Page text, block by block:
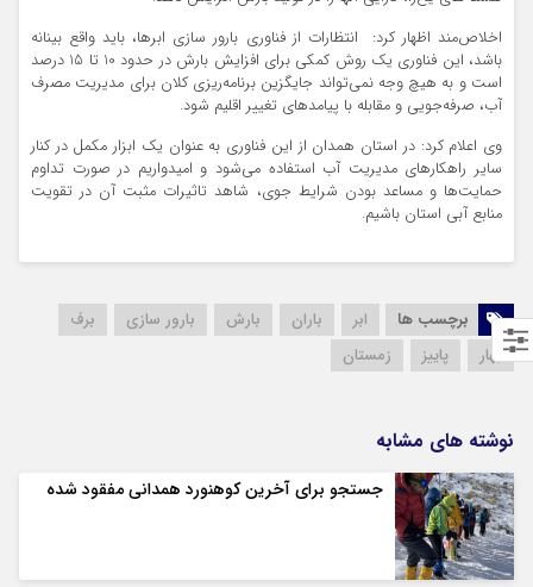
اخلاص‌مند اظهار کرد: انتظارات از فناوری بارور سازی ابرها، باید واقع‌ بینانه
باشد، این فناوری یک روش کمکی برای افزایش بارش در حدود 10 تا 15 درصد
است و به هیچ وجه نمی‌تواند جایگزین برنامه‌ریزی کلان برای مدیریت مصرف
آب، صرفه‌جویی و مقابله با پیامدهای تغییر اقلیم شود.
وی اعلام کرد: در استان همدان از این فناوری به عنوان یک ابزار مکمل در کنار
سایر راهکارهای مدیریت آب استفاده می‌شود و امیدواریم در صورت تداوم
حمایت‌ها و مساعد بودن شرایط جوی، شاهد تاثیرات مثبت آن در تقویت
منابع آبی استان باشیم.
برچسب ها ابر باران بارش بارور سازی
برف
بهار
پاییز زمستان
نوشته های مشابه
جستجو برای آخرین کوهنورد همدانی مفقود شده